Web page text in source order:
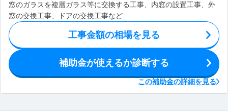
窓のガラスを複層ガラス等に交換する工事、内窓の設置工事、外
窓の交換工事、ドアの交換工事など
工事金額の相場を見る
補助金が使えるか診断する
この補助金の詳細を見る